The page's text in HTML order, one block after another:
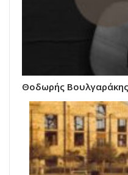
Θοδωρής